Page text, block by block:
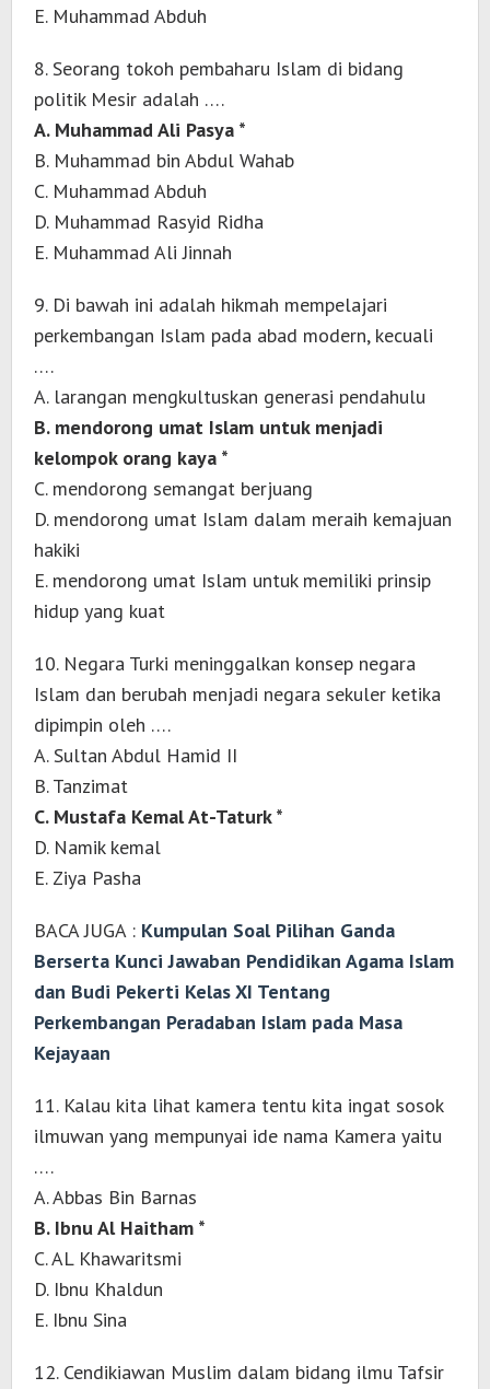
E. Muhammad Abduh
8. Seorang tokoh pembaharu Islam di bidang
politik Mesir adalah ….
A. Muhammad Ali Pasya *
B. Muhammad bin Abdul Wahab
C. Muhammad Abduh
D. Muhammad Rasyid Ridha
E. Muhammad Ali Jinnah
9. Di bawah ini adalah hikmah mempelajari
perkembangan Islam pada abad modern, kecuali
….
A. larangan mengkultuskan generasi pendahulu
B. mendorong umat Islam untuk menjadi
kelompok orang kaya *
C. mendorong semangat berjuang
D. mendorong umat Islam dalam meraih kemajuan
hakiki
E. mendorong umat Islam untuk memiliki prinsip
hidup yang kuat
10. Negara Turki meninggalkan konsep negara
Islam dan berubah menjadi negara sekuler ketika
dipimpin oleh ….
A. Sultan Abdul Hamid II
B. Tanzimat
C. Mustafa Kemal At-Taturk *
D. Namik kemal
E. Ziya Pasha
BACA JUGA : Kumpulan Soal Pilihan Ganda
Berserta Kunci Jawaban Pendidikan Agama Islam
dan Budi Pekerti Kelas XI Tentang
Perkembangan Peradaban Islam pada Masa
Kejayaan
11. Kalau kita lihat kamera tentu kita ingat sosok
ilmuwan yang mempunyai ide nama Kamera yaitu
….
A. Abbas Bin Barnas
B. Ibnu Al Haitham *
C. AL Khawaritsmi
D. Ibnu Khaldun
E. Ibnu Sina
12. Cendikiawan Muslim dalam bidang ilmu Tafsir